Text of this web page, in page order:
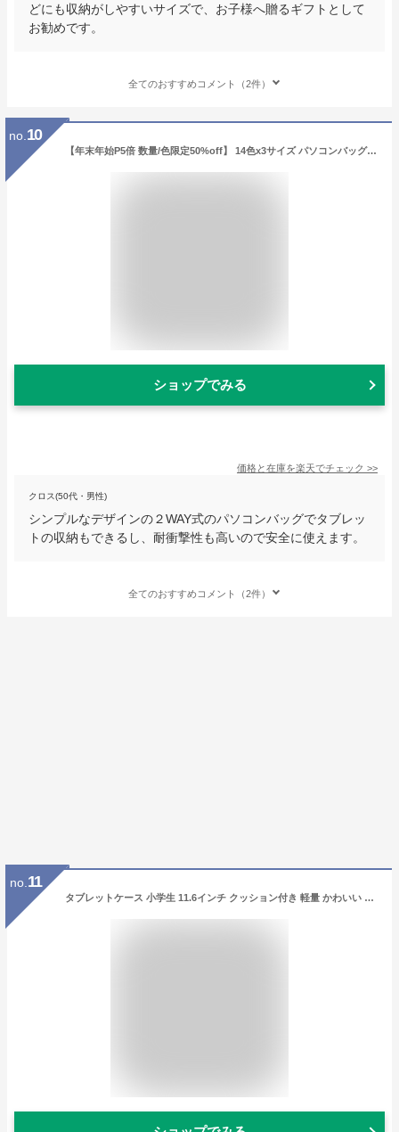
どにも収納がしやすいサイズで、お子様へ贈るギフトとして
お勧めです。
全てのおすすめコメント（2件）
no. 10
【年末年始P5倍 数量/色限定50%off】 14色x3サイズ パソコンバッグ 取っ手 パソコンケース 保護ケース ノートパソコン スリーブ タブレットケース pcバッグ インナーバッグ ランドセル 通学 リュック 小学生 こども PTA 小学校 学校支給 入学 新生活 Cyberplugs
ショップでみる
価格と在庫を楽天でチェック >>
クロス(50代・男性)
シンプルなデザインの２WAY式のパソコンバッグでタブレッ
トの収納もできるし、耐衝撃性も高いので安全に使えます。
全てのおすすめコメント（2件）
no. 11
タブレットケース 小学生 11.6インチ クッション付き 軽量 かわいい かっこいい GIGA スクール ソニック スクールPCケース マチ付 ポケット ランドセル スクールバッグ 厚手 かるほご